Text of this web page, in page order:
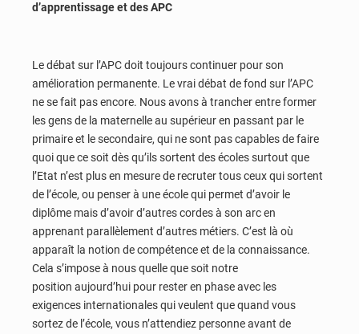
d’apprentissage et des APC
Le débat sur l’APC doit toujours continuer pour son
amélioration permanente. Le vrai débat de fond sur l’APC
ne se fait pas encore. Nous avons à trancher entre former
les gens de la maternelle au supérieur en passant par le
primaire et le secondaire, qui ne sont pas capables de faire
quoi que ce soit dès qu’ils sortent des écoles surtout que
l’Etat n’est plus en mesure de recruter tous ceux qui sortent
de l’école, ou penser à une école qui permet d’avoir le
diplôme mais d’avoir d’autres cordes à son arc en
apprenant parallèlement d’autres métiers. C’est là où
apparaît la notion de compétence et de la connaissance.
Cela s’impose à nous quelle que soit notre
position aujourd’hui pour rester en phase avec les
exigences internationales qui veulent que quand vous
sortez de l’école, vous n’attendiez personne avant de